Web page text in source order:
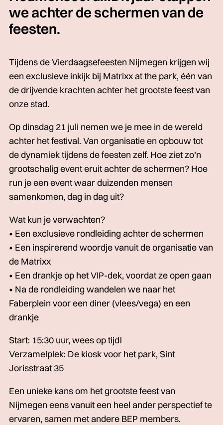
we achter de schermen van de
feesten.
Tijdens de Vierdaagsefeesten Nijmegen krijgen wij
een exclusieve inkijk bij Matrixx at the park, één van
de drijvende krachten achter het grootste feest van
onze stad.
Op dinsdag 21 juli nemen we je mee in de wereld
achter het festival. Van organisatie en opbouw tot
de dynamiek tijdens de feesten zelf. Hoe ziet zo’n
grootschalig event eruit achter de schermen? Hoe
run je een event waar duizenden mensen
samenkomen, dag in dag uit?
Wat kun je verwachten?
• Een exclusieve rondleiding achter de schermen
• Een inspirerend woordje vanuit de organisatie van
de Matrixx
• Een drankje op het VIP-dek, voordat ze open gaan
• Na de rondleiding wandelen we naar het
Faberplein voor een diner (vlees/vega) en een
drankje
Start: 15:30 uur, wees op tijd!
Verzamelplek: De kiosk voor het park, Sint
Jorisstraat 35
Een unieke kans om het grootste feest van
Nijmegen eens vanuit een heel ander perspectief te
ervaren, samen met andere BEP members.